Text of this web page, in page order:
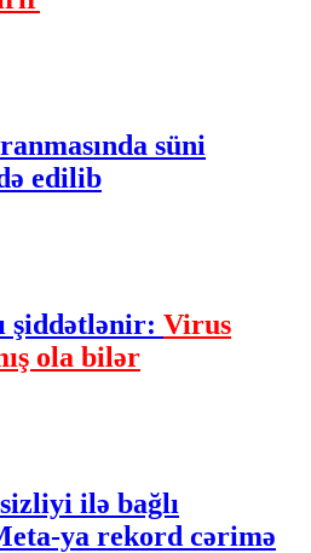
süni
edilib
şiddətlənir: Virus
ola bilər
ilə bağlı
ya rekord cərimə